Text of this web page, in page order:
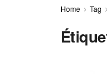
Home Tag